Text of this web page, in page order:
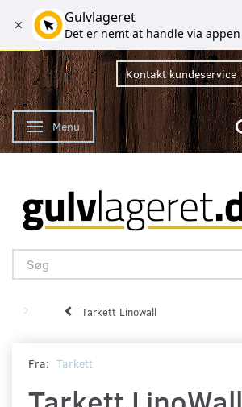
Kontakt kundeservice
Skifte navigation
Menu
Tarkett Linowall
Fra: Tarkett
Gulvlageret
Det er nemt at handle via appen